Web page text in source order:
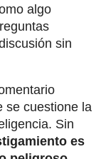
algo
sin
se cuestione la
Sin
es